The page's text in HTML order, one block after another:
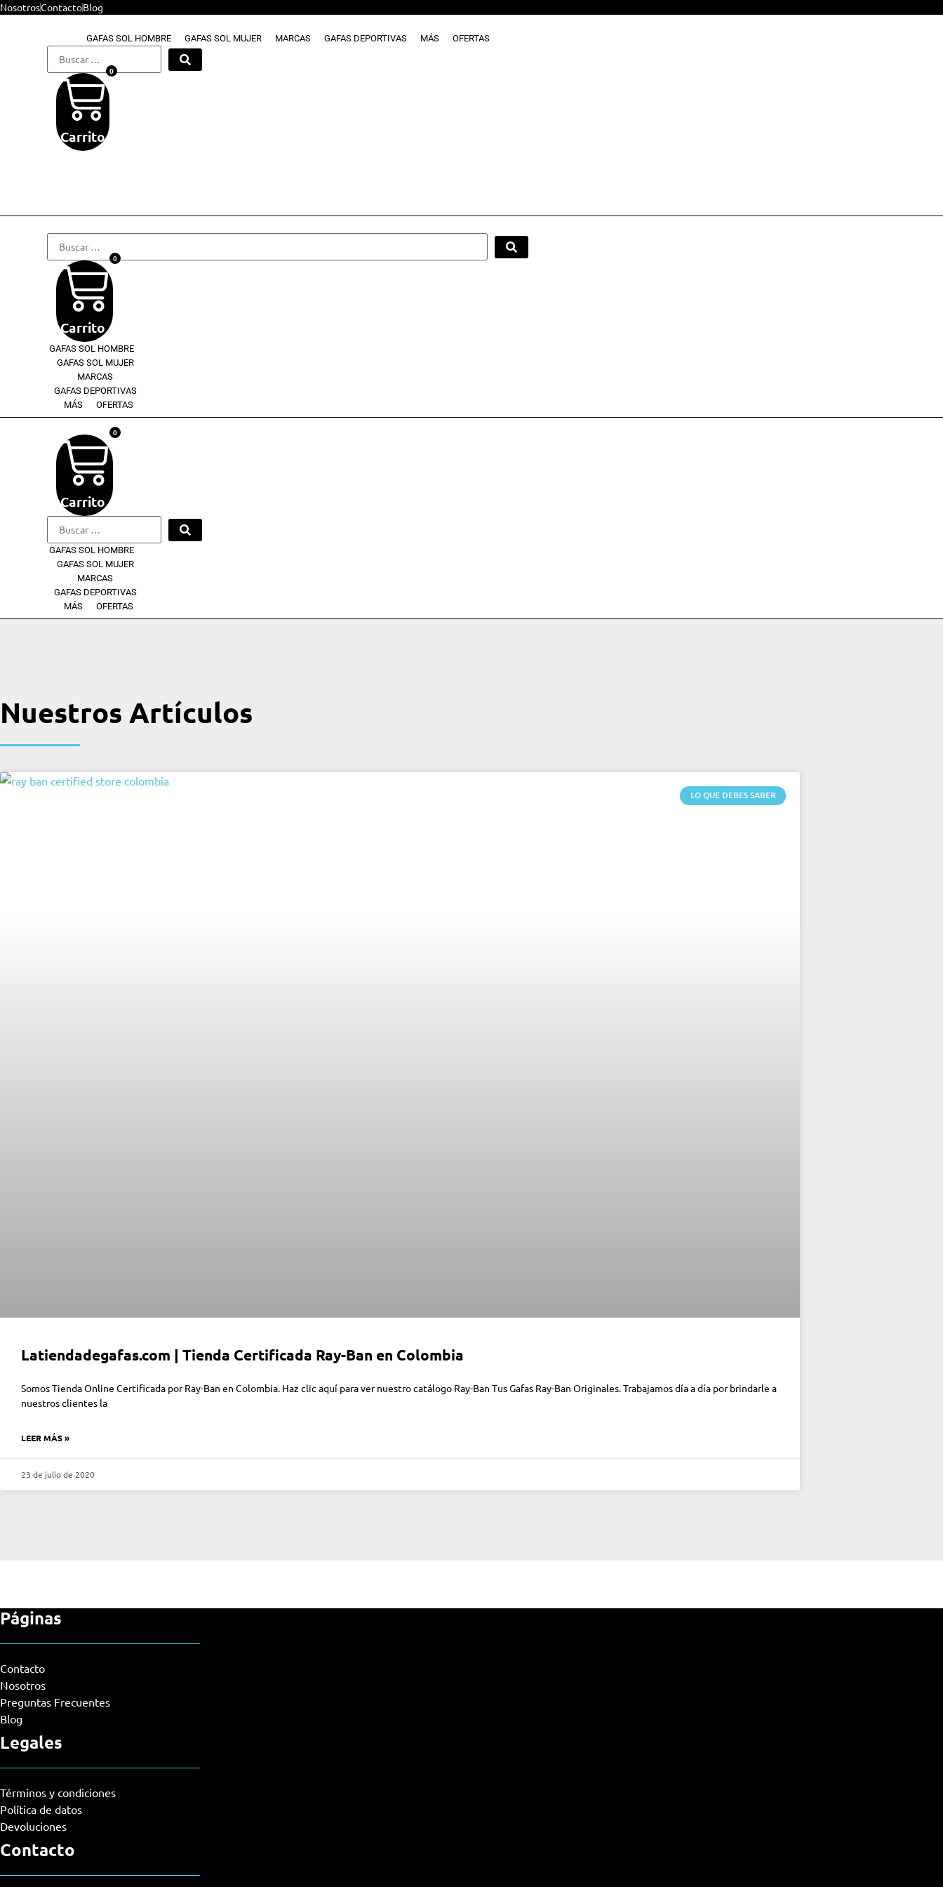
Ir
NosotrosContactoBlog
GAFAS SOL HOMBRE GAFAS SOL MUJER MARCAS GAFAS DEPORTIVAS MÁS OFERTAS
Buscar
0
Carrito
Buscar
0
Carrito
GAFAS SOL HOMBRE
GAFAS SOL MUJER
MARCAS
GAFAS DEPORTIVAS
MÁS
OFERTAS
0
Carrito
Buscar
GAFAS SOL HOMBRE
GAFAS SOL MUJER
MARCAS
GAFAS DEPORTIVAS
MÁS
OFERTAS
Nuestros Artículos
LO QUE DEBES SABER
Latiendadegafas.com | Tienda Certificada Ray-Ban en Colombia
Somos Tienda Online Certificada por Ray-Ban en Colombia. Haz clic aquí para ver nuestro catálogo Ray-Ban Tus Gafas Ray-Ban Originales. Trabajamos día a día por brindarle a
nuestros clientes la
LEER MÁS »
23 de julio de 2020
Páginas
Contacto
Nosotros
Preguntas Frecuentes
Blog
Legales
Términos y condiciones
Política de datos
Devoluciones
Contacto